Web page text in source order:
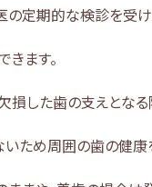
定期的な検診を受け
ます。
した歯の支えとなる
ため周囲の歯の健康